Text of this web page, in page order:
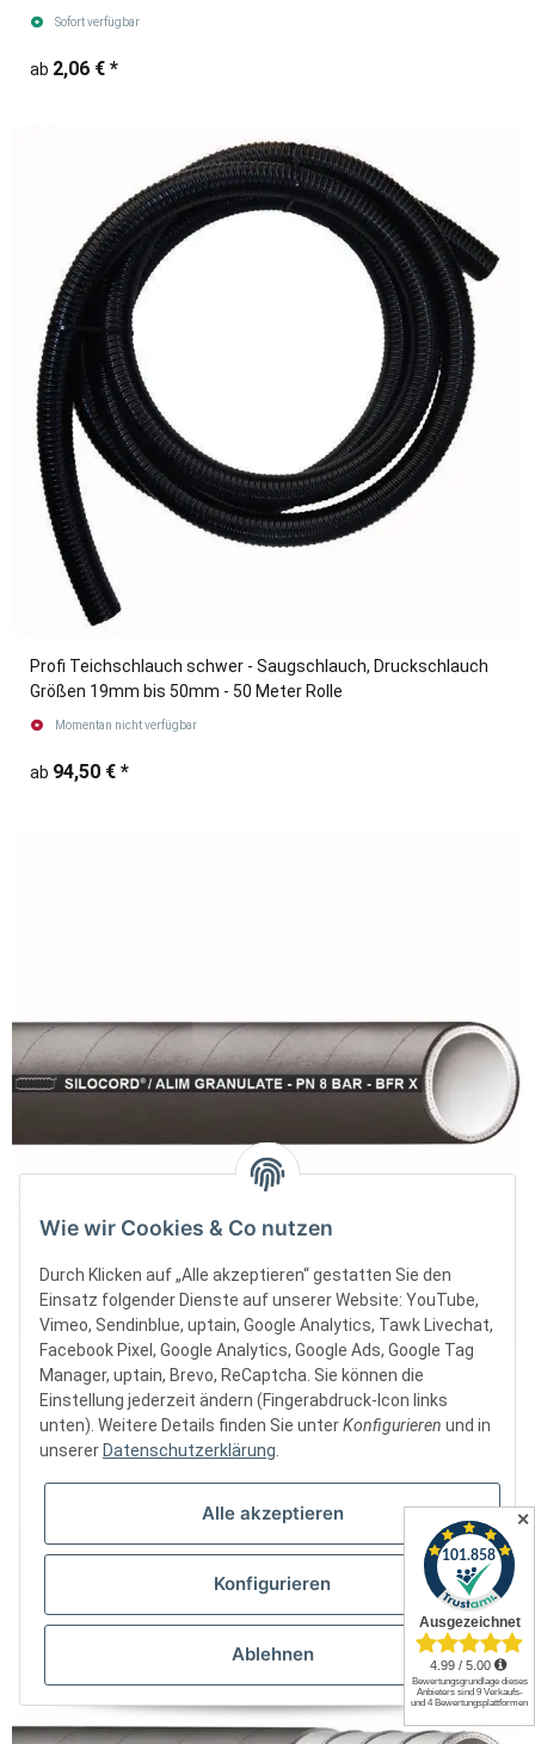
Sofort verfügbar
ab 2,06 € *
Profi Teichschlauch schwer - Saugschlauch, Druckschlauch
Größen 19mm bis 50mm - 50 Meter Rolle
Momentan nicht verfügbar
ab 94,50 € *
SILOCORD ALIM Abriebfester Lebensmittel- und Siloschlauch
und Druckschlauch
Momentan nicht verfügbar
Wie wir Cookies & Co nutzen
Durch Klicken auf „Alle akzeptieren“ gestatten Sie den
Einsatz folgender Dienste auf unserer Website: YouTube,
Vimeo, Sendinblue, uptain, Google Analytics, Tawk Livechat,
Facebook Pixel, Google Analytics, Google Ads, Google Tag
Manager, uptain, Brevo, ReCaptcha. Sie können die
Einstellung jederzeit ändern (Fingerabdruck-Icon links
unten). Weitere Details finden Sie unterKonfigurieren und in
unserer Datenschutzerklärung.
Alle akzeptieren
Konfigurieren
Ablehnen
✕